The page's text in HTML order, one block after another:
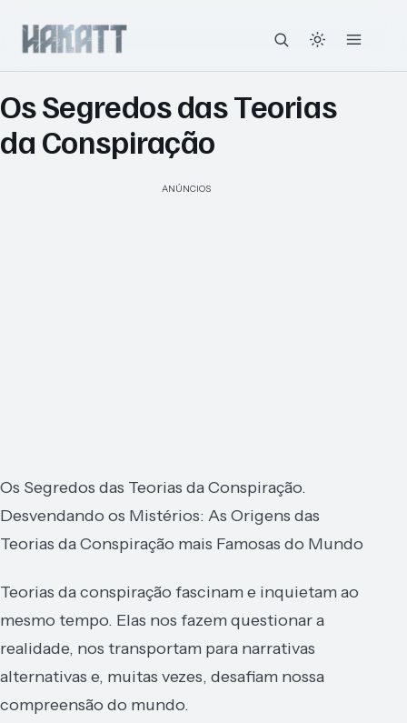
Os Segredos das Teorias
da Conspiração
ANÚNCIOS
Os Segredos das Teorias da Conspiração.
Desvendando os Mistérios: As Origens das
Teorias da Conspiração mais Famosas do Mundo
Teorias da conspiração fascinam e inquietam ao
mesmo tempo. Elas nos fazem questionar a
realidade, nos transportam para narrativas
alternativas e, muitas vezes, desafiam nossa
compreensão do mundo.